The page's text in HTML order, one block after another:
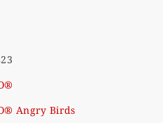
Angry Birds